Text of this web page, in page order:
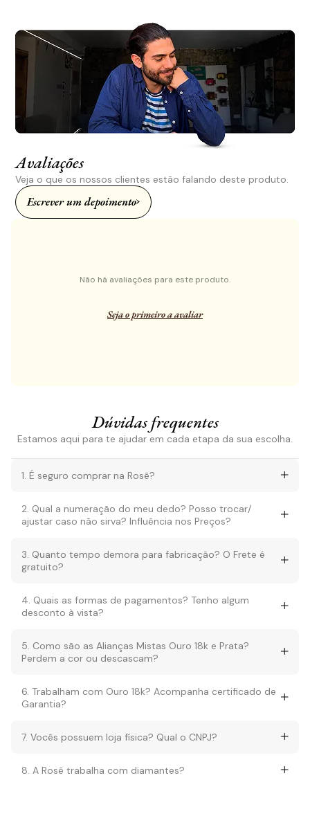
Avaliações
Veja o que os nossos clientes estão falando deste produto.
Escrever um depoimento
Não há avaliações para este produto.
Seja o primeiro a avaliar
Dúvidas frequentes
Estamos aqui para te ajudar em cada etapa da sua escolha.
1. É seguro comprar na Rosê?
2. Qual a numeração do meu dedo? Posso trocar/
ajustar caso não sirva? Influência nos Preços?
3. Quanto tempo demora para fabricação? O Frete é
gratuito?
4. Quais as formas de pagamentos? Tenho algum
desconto à vista?
5. Como são as Alianças Mistas Ouro 18k e Prata?
Perdem a cor ou descascam?
6. Trabalham com Ouro 18k? Acompanha certificado de
Garantia?
7. Vocês possuem loja física? Qual o CNPJ?
8. A Rosê trabalha com diamantes?